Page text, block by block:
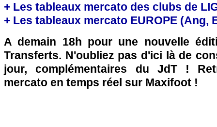
+ Les tableaux mercato des clubs de
+ Les tableaux mercato EUROPE (Ang,
A demain 18h pour une nouvelle
Transferts. N'oubliez pas d'ici là de
jour, complémentaires du JdT !
mercato en temps réel sur Maxifoot !